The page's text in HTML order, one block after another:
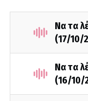
Να τα
(17/10/
Να τα
(16/10/